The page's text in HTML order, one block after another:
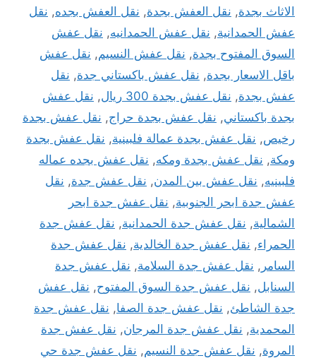
الاثاث بجدة, نقل العفش بجدة, نقل العفش بجده, نقل
عفش الحمدانية, نقل عفش الحمدانيه, نقل عفش
السوق المفتوح بجدة, نقل عفش النسيم, نقل عفش
باقل الاسعار بجدة, نقل عفش باكستاني جدة, نقل
عفش بجدة, نقل عفش بجدة 300 ريال , نقل عفش
بجدة باكستاني, نقل عفش بجدة حراج, نقل عفش بجدة
رخيص, نقل عفش بجدة عمالة فلبينية, نقل عفش بجدة
ومكة, نقل عفش بجدة ومكه, نقل عفش بجده عماله
فلبينيه, نقل عفش بين المدن, نقل عفش جدة, نقل
عفش جدة ابحر الجنوبية, نقل عفش جدة ابحر
الشمالية, نقل عفش جدة الحمدانية, نقل عفش جدة
الحمراء, نقل عفش جدة الخالدية, نقل عفش جدة
السامر , نقل عفش جدة السلامة, نقل عفش جدة
السنابل, نقل عفش جدة السوق المفتوح, نقل عفش
جدة الشاطئ, نقل عفش جدة الصفا, نقل عفش جدة
المحمدية, نقل عفش جدة المرجان, نقل عفش جدة
المروة, نقل عفش جدة النسيم, نقل عفش جدة حي